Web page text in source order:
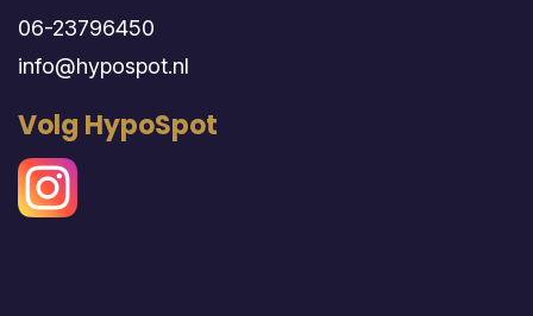
06-23796450
info@hypospot.nl
Volg HypoSpot